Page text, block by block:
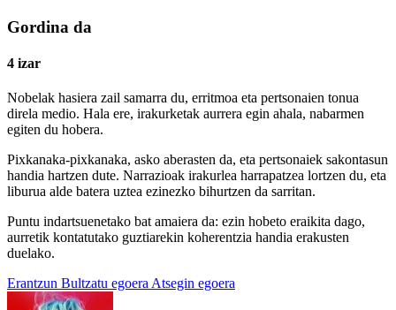
Gordina da
4 izar
Nobelak hasiera zail samarra du, erritmoa eta pertsonaien tonua
direla medio. Hala ere, irakurketak aurrera egin ahala, nabarmen
egiten du hobera.
​Pixkanaka-pixkanaka, asko aberasten da, eta pertsonaiek sakontasun
handia hartzen dute. Narrazioak irakurlea harrapatzea lortzen du, eta
liburua alde batera uztea ezinezko bihurtzen da sarritan.
​Puntu indartsuenetako bat amaiera da: ezin hobeto eraikita dago,
aurretik kontatutako guztiarekin koherentzia handia erakusten
duelako.
Erantzun Bultzatu egoera Atsegin egoera